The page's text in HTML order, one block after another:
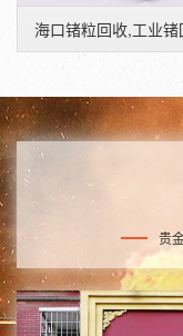
海口锗粒回收,工业
贵